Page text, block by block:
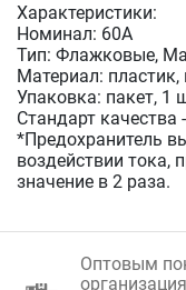
Характеристики:
Номинал: 60А
Тип: Флажковые,
Материал: пластик,
Упаковка: пакет, 1
Стандарт качества
*Предохранитель
воздействии
значение в 2 раза.
Оптовым